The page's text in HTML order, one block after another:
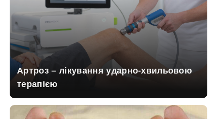
Артроз – лікування ударно-хвильовою
терапією